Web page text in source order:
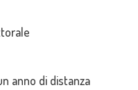
anno di distanza